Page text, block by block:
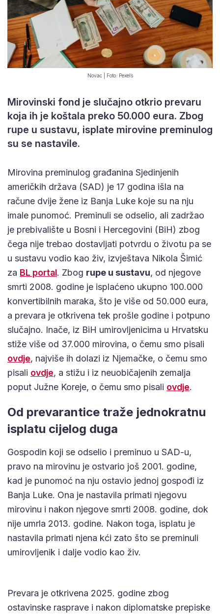
Novac | Foto: Pexels
Mirovinski fond je slučajno otkrio prevaru
koja ih je koštala preko 50.000 eura. Zbog
rupe u sustavu, isplate mirovine preminulog
su se nastavile.
Mirovina preminulog građanina Sjedinjenih
američkih država (SAD) je 17 godina išla na
račune dvije žene iz Banja Luke koje su na nju
imale punomoć. Preminuli se odselio, ali zadržao
je prebivalište u Bosni i Hercegovini (BiH) zbog
čega nije trebao dostavljati potvrdu o životu pa se
u sustavu vodio kao živ, izvještava Nikola Šimić
za BL portal. Zbog rupe u sustavu, od njegove
smrti 2008. godine je isplaćeno ukupno 100.000
konvertibilnih maraka, što je više od 50.000 eura,
a prevara je otkrivena tek prošle godine i potpuno
slučajno. Inače, iz BiH umirovljenicima u Hrvatsku
stiže više od 37.000 mirovina, o čemu smo pisali
ovdje, najviše ih dolazi iz Njemačke, o čemu smo
pisali ovdje, a stižu i iz neuobičajenih zemalja
poput Južne Koreje, o čemu smo pisali ovdje.
Od prevarantice traže jednokratnu
isplatu cijelog duga
Gospodin koji se odselio i preminuo u SAD-u,
pravo na mirovinu je ostvario još 2001. godine,
kad je punomoć na nju ostavio jednoj gospođi iz
Banja Luke. Ona je nastavila primati njegovu
mirovinu i nakon njegove smrti 2008. godine, dok
nije umrla 2013. godine. Nakon toga, isplatu je
nastavila primati njena kći zato što se preminuli
umirovljenik i dalje vodio kao živ.
Prevara je otkrivena 2025. godine zbog
ostavinske rasprave i nakon diplomatske prepiske